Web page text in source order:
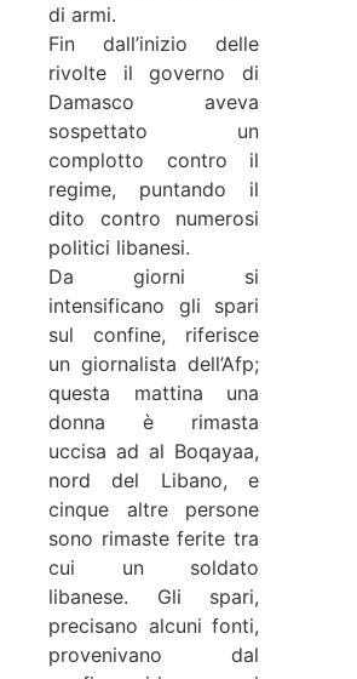
di armi.
Fin dall’inizio delle
rivolte il governo di
Damasco aveva
sospettato un
complotto contro il
regime, puntando il
dito contro numerosi
politici libanesi.
Da giorni si
intensificano gli spari
sul confine, riferisce
un giornalista dell’Afp;
questa mattina una
donna è rimasta
uccisa ad al Boqayaa,
nord del Libano, e
cinque altre persone
sono rimaste ferite tra
cui un soldato
libanese. Gli spari,
precisano alcuni fonti,
provenivano dal